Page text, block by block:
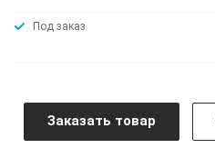
Под заказ
Заказать товар